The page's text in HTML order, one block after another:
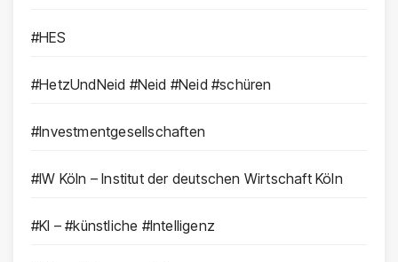
#HES
#HetzUndNeid #Neid #Neid #schüren
#Investmentgesellschaften
#IW Köln – Institut der deutschen Wirtschaft Köln
#KI – #künstliche #Intelligenz